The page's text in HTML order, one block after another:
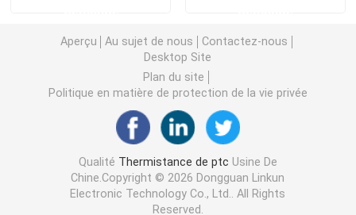
Le thermistore NTC de puissance
Capteur de température de NTC
Varistance CMS
Aperçu Au sujet de nous
Contactez-nous
Desktop Site
Plan du site
Politique en matière de protection de la vie privée
Qualité Thermistance de ptc Usine De
Chine.Copyright © 2026 Dongguan Linkun
Electronic Technology Co., Ltd.. All Rights
Reserved.